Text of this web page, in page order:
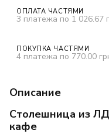
ОПЛАТА ЧАСТЯМИ
3 платежа по 1 026.67
ПОКУПКА ЧАСТЯМИ
4 платежа по 770.00
Описание
Столешница из
кафе